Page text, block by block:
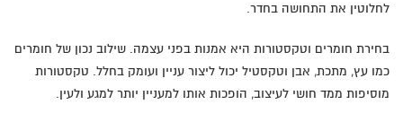
לחלוטין את התחושה בחדר.
בחירת חומרים וטקסטורות היא אמנות בפני עצמה. שילוב נכון של חומרים
כמו עץ, מתכת, אבן וטקסטיל יכול ליצור עניין ועומק בחלל. טקסטורות
מוסיפות ממד חושי לעיצוב, הופכות אותו למעניין יותר למגע ולעין.